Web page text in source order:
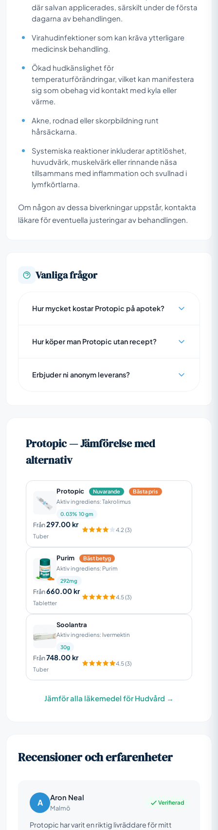
där salvan applicerades, särskilt under de första
dagarna av behandlingen.
Virahudinfektioner som kan kräva ytterligare
medicinsk behandling.
Ökad hudkänslighet för
temperaturförändringar, vilket kan manifestera
sig som obehag vid kontakt med kyla eller
värme.
Akne, rodnad eller skorpbildning runt
hårsäckarna.
Systemiska reaktioner inkluderar aptitlöshet,
huvudvärk, muskelvärk eller rinnande näsa
tillsammans med inflammation och svullnad i
lymfkörtlarna.
Om någon av dessa biverkningar uppstår, kontakta
läkare för eventuella justeringar av behandlingen.
Vanliga frågor
Hur mycket kostar Protopic på apotek?
Hur köper man Protopic utan recept?
Erbjuder ni anonym leverans?
Protopic — Jämförelse med
alternativ
Protopic Nuvarande Bästa pris
Aktiv ingrediens: Takrolimus
0.03% 10 gm
Från297.00 kr
Tuber
4.2 (3)
Purim Bäst betyg
Aktiv ingrediens: Purim
292mg
Från660.00 kr
Tabletter
4.5 (3)
Soolantra
Aktiv ingrediens: Ivermektin
30g
Från748.00 kr
Tuber
4.5 (3)
Jämför alla läkemedel för Hudvård →
Recensioner och erfarenheter
A Aron Neal
Malmö
Verifierad
Protopic har varit en riktig livräddare för mitt